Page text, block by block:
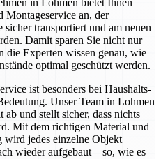
in Lohmen bietet Ihnen
Montageservice an, der
sicher transportiert und am neuen
Damit sparen Sie nicht nur
die Experten wissen genau, wie
optimal geschützt werden.
ist besonders bei Haushalts-
Unser Team in Lohmen
und stellt sicher, dass nichts
Mit dem richtigen Material und
wird jedes einzelne Objekt
wieder aufgebaut – so, wie es